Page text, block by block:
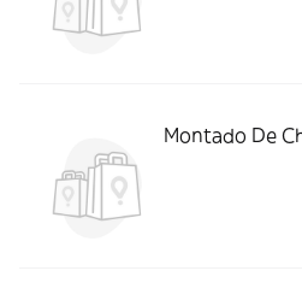
Montado De